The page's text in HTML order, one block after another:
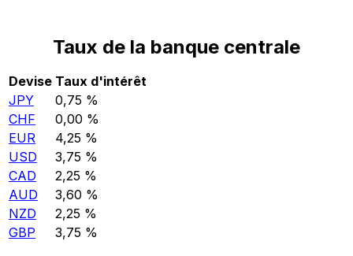
Taux de la banque centrale
Devise Taux d'intérêt
JPY
0,75 %
CHF
0,00 %
EUR
4,25 %
USD
3,75 %
CAD
2,25 %
AUD
3,60 %
NZD
2,25 %
GBP
3,75 %